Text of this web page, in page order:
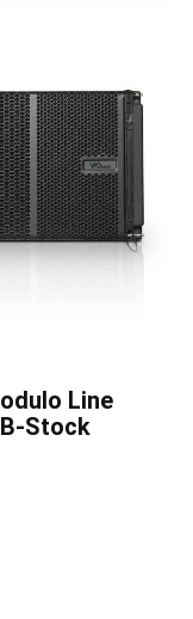
Line
Stock